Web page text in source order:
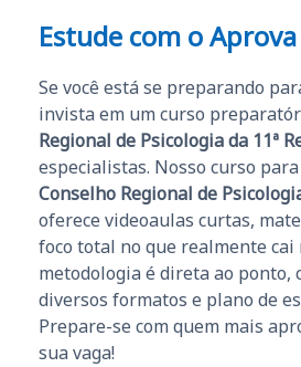
Estude com o Aprova
Se você está se preparando
invista em um curso
Regional de Psicologia da 11ª
especialistas. Nosso curso
Conselho Regional de
oferece videoaulas curtas,
foco total no que realmente cai
metodologia é direta ao ponto,
diversos formatos e plano de
Prepare-se com quem mais
sua vaga!